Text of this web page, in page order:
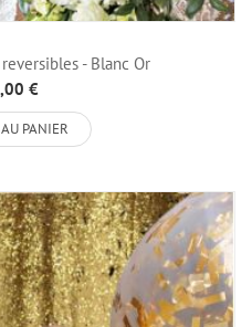
- Blanc Or
€
PANIER